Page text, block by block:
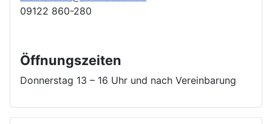
09122 860-280
Öffnungszeiten
Donnerstag 13 – 16 Uhr und nach Vereinbarung